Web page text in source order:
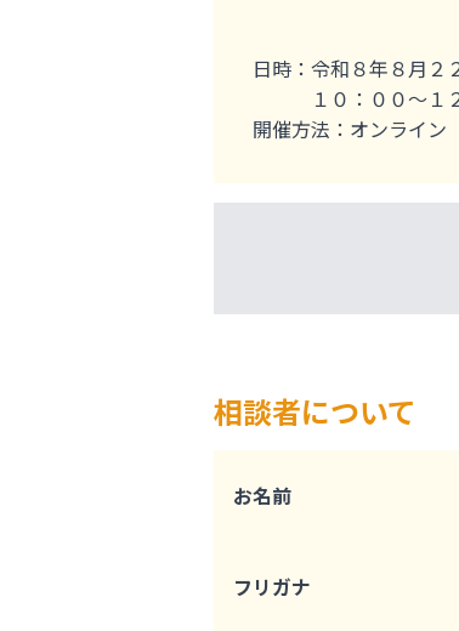
日時：令和８年８月２
１０：００～１２
開催方法：オンライン
相談者について
お名前
フリガナ